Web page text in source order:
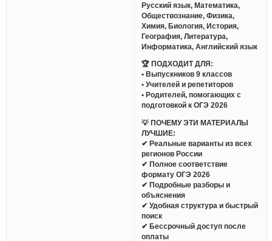
Русский язык, Математика,
Обществознание, Физика,
Химия, Биология, История,
География, Литература,
Информатика, Английский язык
🏆 ПОДХОДИТ ДЛЯ:
• Выпускников 9 классов
• Учителей и репетиторов
• Родителей, помогающих с
подготовкой к ОГЭ 2026
💡 ПОЧЕМУ ЭТИ МАТЕРИАЛЫ
ЛУЧШИЕ:
✔ Реальные варианты из всех
регионов России
✔ Полное соответствие
формату ОГЭ 2026
✔ Подробные разборы и
объяснения
✔ Удобная структура и быстрый
поиск
✔ Бессрочный доступ после
оплаты